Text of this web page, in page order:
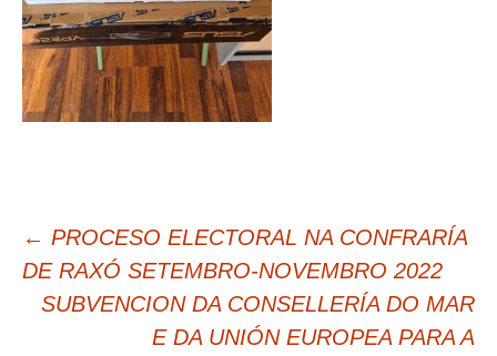
Navegación
de
entradas
← PROCESO ELECTORAL NA CONFRARÍA
DE RAXÓ SETEMBRO-NOVEMBRO 2022
SUBVENCION DA CONSELLERÍA DO MAR
E DA UNIÓN EUROPEA PARA A